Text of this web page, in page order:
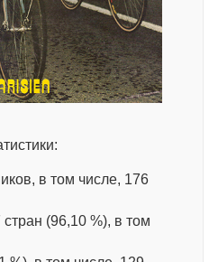
в том числе, 176
(96,10 %), в том